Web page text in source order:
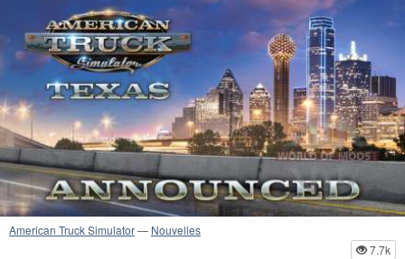
American Truck Simulator— Nouvelles
7.7k